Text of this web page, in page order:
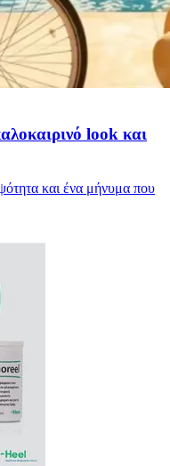
look και
και ένα μήνυμα που